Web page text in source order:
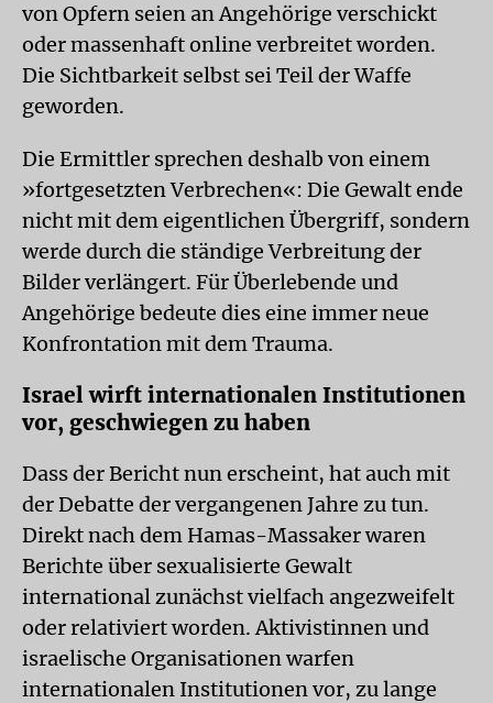
von Opfern seien an Angehörige verschickt
oder massenhaft online verbreitet worden.
Die Sichtbarkeit selbst sei Teil der Waffe
geworden.
Die Ermittler sprechen deshalb von einem
»fortgesetzten Verbrechen«: Die Gewalt ende
nicht mit dem eigentlichen Übergriff, sondern
werde durch die ständige Verbreitung der
Bilder verlängert. Für Überlebende und
Angehörige bedeute dies eine immer neue
Konfrontation mit dem Trauma.
Israel wirft internationalen Institutionen
vor, geschwiegen zu haben
Dass der Bericht nun erscheint, hat auch mit
der Debatte der vergangenen Jahre zu tun.
Direkt nach dem Hamas-Massaker waren
Berichte über sexualisierte Gewalt
international zunächst vielfach angezweifelt
oder relativiert worden. Aktivistinnen und
israelische Organisationen warfen
internationalen Institutionen vor, zu lange